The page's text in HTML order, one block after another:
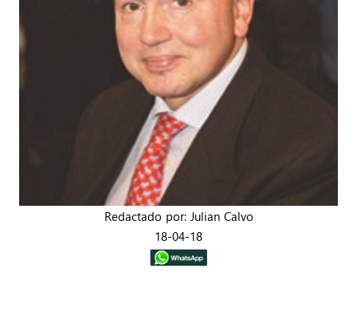
Redactado por: Julian Calvo
18-04-18